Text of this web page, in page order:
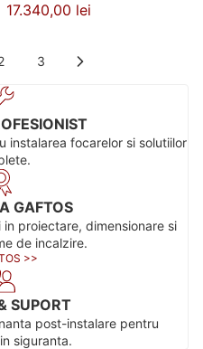
17.340,00 lei
3
instalarea focarelor si solutiilor
GAFTOS
proiectare, dimensionare si
de incalzire.
>>
SUPORT
post-instalare pentru
siguranta.